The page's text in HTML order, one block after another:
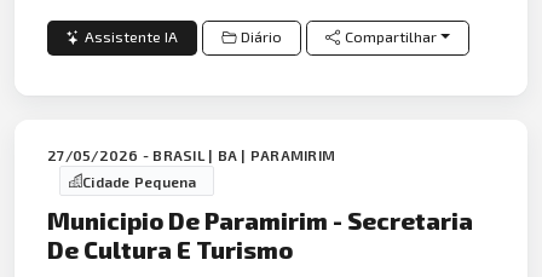
Assistente IA Diário Compartilhar
27/05/2026 - BRASIL | BA | PARAMIRIM
Cidade Pequena
Municipio De Paramirim - Secretaria
De Cultura E Turismo